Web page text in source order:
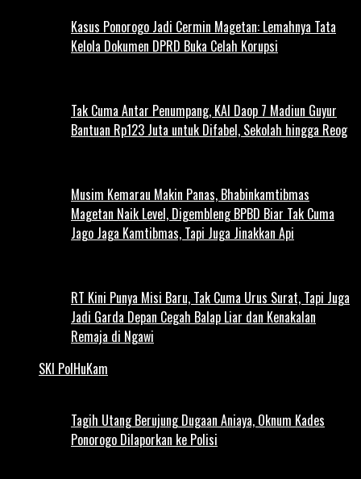
Kasus Ponorogo Jadi Cermin Magetan: Lemahnya Tata
Kelola Dokumen DPRD Buka Celah Korupsi
Tak Cuma Antar Penumpang, KAI Daop 7 Madiun Guyur
Bantuan Rp123 Juta untuk Difabel, Sekolah hingga Reog
Musim Kemarau Makin Panas, Bhabinkamtibmas
Magetan Naik Level, Digembleng BPBD Biar Tak Cuma
Jago Jaga Kamtibmas, Tapi Juga Jinakkan Api
RT Kini Punya Misi Baru, Tak Cuma Urus Surat, Tapi Juga
Jadi Garda Depan Cegah Balap Liar dan Kenakalan
Remaja di Ngawi
SKI PolHuKam
Tagih Utang Berujung Dugaan Aniaya, Oknum Kades
Ponorogo Dilaporkan ke Polisi